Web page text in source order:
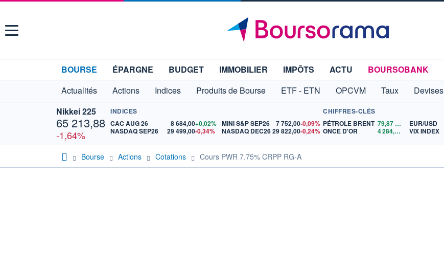
Menu
BOURSE ÉPARGNE BUDGET IMMOBILIER IMPÔTS ACTU
BOURSOBANK
Actualités
Actions Indices Produits de Bourse ETF - ETN OPCVM Taux Devises
Nikkei 225
65 213,88
-1,64%
INDICES
CAC AUG 26
8 684,00+0,02%
NASDAQ SEP26
29 499,00-0,34%
MINI S&P SEP26 7 752,00-0,09%
NASDAQ DEC2629 822,00-0,24%
CHIFFRES-CLÉS
PÉTROLE BRENT 79,87
ONCE D'OR
4 284,98 $US
EUR/USD
VIX INDEX
Bourse Actions Cotations Cours PWR 7.75% CRPP RG-A